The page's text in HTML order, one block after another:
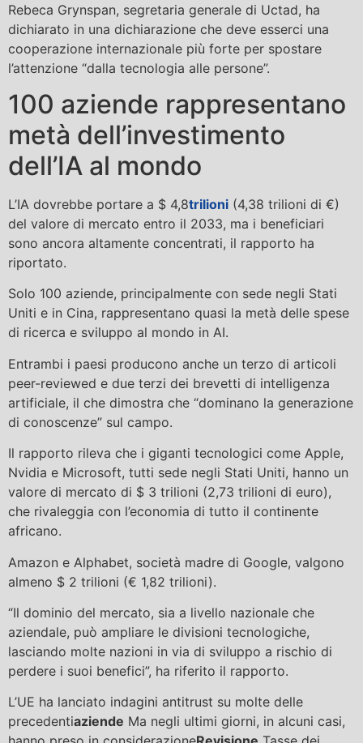
Rebeca Grynspan, segretaria generale di Uctad, ha
dichiarato in una dichiarazione che deve esserci una
cooperazione internazionale più forte per spostare
l’attenzione “dalla tecnologia alle persone”.
100 aziende rappresentano
metà dell’investimento
dell’IA al mondo
L’IA dovrebbe portare a $ 4,8trilioni (4,38 trilioni di €)
del valore di mercato entro il 2033, ma i beneficiari
sono ancora altamente concentrati, il rapporto ha
riportato.
Solo 100 aziende, principalmente con sede negli Stati
Uniti e in Cina, rappresentano quasi la metà delle spese
di ricerca e sviluppo al mondo in AI.
Entrambi i paesi producono anche un terzo di articoli
peer-reviewed e due terzi dei brevetti di intelligenza
artificiale, il che dimostra che “dominano la generazione
di conoscenze” sul campo.
Il rapporto rileva che i giganti tecnologici come Apple,
Nvidia e Microsoft, tutti sede negli Stati Uniti, hanno un
valore di mercato di $ 3 trilioni (2,73 trilioni di euro),
che rivaleggia con l’economia di tutto il continente
africano.
Amazon e Alphabet, società madre di Google, valgono
almeno $ 2 trilioni (€ 1,82 trilioni).
“Il dominio del mercato, sia a livello nazionale che
aziendale, può ampliare le divisioni tecnologiche,
lasciando molte nazioni in via di sviluppo a rischio di
perdere i suoi benefici”, ha riferito il rapporto.
L’UE ha lanciato indagini antitrust su molte delle
precedentiaziende Ma negli ultimi giorni, in alcuni casi,